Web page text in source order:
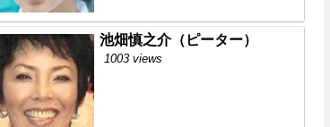
池畑慎之介（ピーター）
1003 views